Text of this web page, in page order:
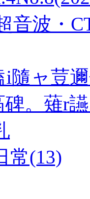
音波・
i隨ャ荳
。薙r
常(13)